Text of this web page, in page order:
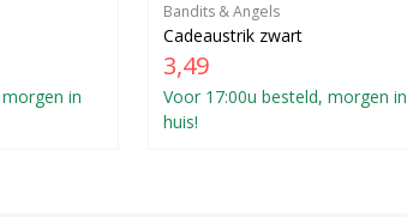
in
Bandits & Angels
Cadeaustrik zwart
3,49
Voor 17:00u besteld, morgen in
huis!